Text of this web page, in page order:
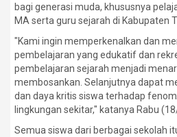
bagi generasi muda, khususnya
MA serta guru sejarah di Kabupaten
"Kami ingin memperkenalkan dan
pembelajaran yang edukatif dan
pembelajaran sejarah menjadi
membosankan. Selanjutnya dapat
dan daya kritis siswa terhadap
lingkungan sekitar," katanya Rabu
Semua siswa dari berbagai sekolah